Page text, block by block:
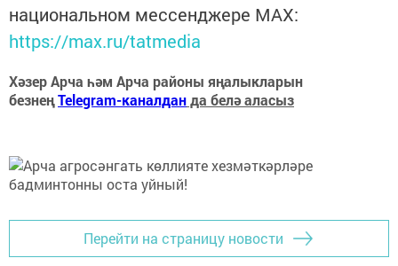
национальном мессенджере MАХ:
https://max.ru/tatmedia
Хәзер Арча һәм Арча районы яңалыкларын
безнеңTelegram-каналданда белә аласыз
Перейти на страницу новости